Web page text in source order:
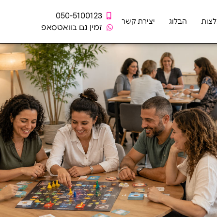
הבלוג יצירת קשר
050-5100123
זמין גם בוואטסאפ